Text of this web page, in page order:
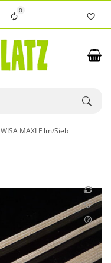
0
WISA MAXI Film/Sieb